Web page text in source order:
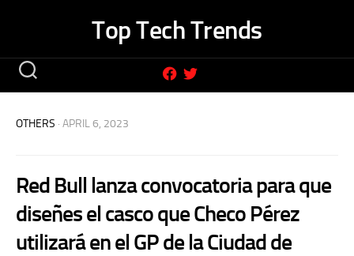
Top Tech Trends
OTHERS · APRIL 6, 2023
Red Bull lanza convocatoria para que
diseñes el casco que Checo Pérez
utilizará en el GP de la Ciudad de